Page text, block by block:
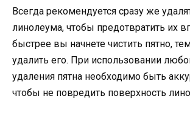
Всегда рекомендуется сразу же
линолеума, чтобы предотвратить их
быстрее вы начнете чистить пятно,
удалить его. При использовании
удаления пятна необходимо быть
чтобы не повредить поверхность